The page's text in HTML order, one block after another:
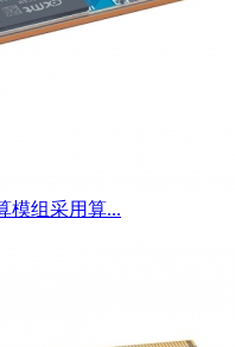
模组采用算...